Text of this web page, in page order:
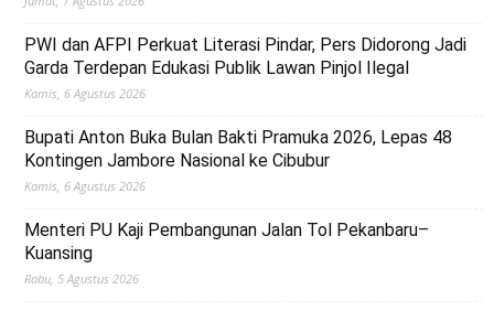
PWI dan AFPI Perkuat Literasi Pindar, Pers Didorong Jadi
Garda Terdepan Edukasi Publik Lawan Pinjol Ilegal
Kamis, 6 Agustus 2026
Bupati Anton Buka Bulan Bakti Pramuka 2026, Lepas 48
Kontingen Jambore Nasional ke Cibubur
Kamis, 6 Agustus 2026
Menteri PU Kaji Pembangunan Jalan Tol Pekanbaru–
Kuansing
Rabu, 5 Agustus 2026